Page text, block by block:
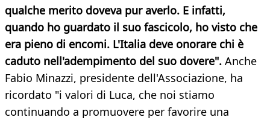
qualche merito doveva pur averlo. E infatti,
quando ho guardato il suo fascicolo, ho visto che
era pieno di encomi. L'Italia deve onorare chi è
caduto nell'adempimento del suo dovere". Anche
Fabio Minazzi, presidente dell'Associazione, ha
ricordato "i valori di Luca, che noi stiamo
continuando a promuovere per favorire una